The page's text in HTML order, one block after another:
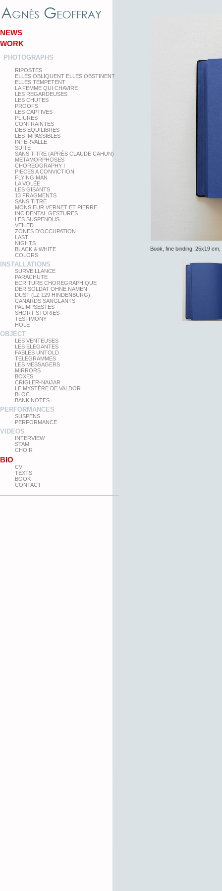
NEWS
WORK
PHOTOGRAPHS
RIPOSTES
ELLES OBLIQUENT ELLES OBSTINENT
ELLES TEMPETENT
LA FEMME QUI CHAVIRE
LES REGARDEUSES
LES CHUTES
PROOFS
LES CAPTIVES
PLIURES
CONTRAINTES
DES EQUILIBRES
LES IMPASSIBLES
INTERVALLE
SUITE
SANS TITRE (APRÈS CLAUDE CAHUN)
METAMORPHOSES
CHOREOGRAPHY I
PIECES A CONVICTION
FLYING MAN
LA VOLÉE
LES GISANTS
13 FRAGMENTS
SANS TITRE
MONSIEUR VERNET ET PIERRE
INCIDENTAL GESTURES
LES SUSPENDUS
VEILED
ZONES D'OCCUPATION
LAST
NIGHTS
BLACK & WHITE
COLORS
INSTALLATIONS
SURVEILLANCE
PARACHUTE
ECRITURE CHOREGRAPHIQUE
DER SOLDAT OHNE NAMEN
DUST (LZ 129 HINDENBURG)
CANARDS SANGLANTS
PALIMPSESTES
SHORT STORIES
TESTIMONY
HOLE
OBJECT
LES VENTEUSES
LES ELEGANTES
FABLES UNTOLD
TELEGRAMMES
LES MESSAGERS
MIRRORS
BOXES
CRIGLER-NAIJAR
LE MYSTÈRE DE VALDOR
BLOC
BANK NOTES
PERFORMANCES
SUSPENS
PERFORMANCE
VIDEOS
INTERVIEW
STAM
CHOIR
BIO
CV
TEXTS
BOOK
CONTACT
Book, fine binding, 25x19